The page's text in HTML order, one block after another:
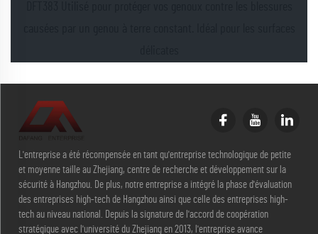
L'entreprise a été récompensée en tant qu'entreprise technologique de petite
et moyenne taille au Zhejiang, centre de recherche et développement sur la
sécurité à Hangzhou. De plus, notre entreprise a intégré la phase d'évaluation
des entreprises high-tech de Hangzhou ainsi que celle des entreprises high-
tech au niveau national. Depuis la signature de l'accord de coopération
stratégique avec l'université du Zhejiang en 2013, l'entreprise avance